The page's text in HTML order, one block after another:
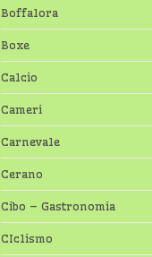
Boffalora
Boxe
Calcio
Cameri
Carnevale
Cerano
Cibo – Gastronomia
CIclismo